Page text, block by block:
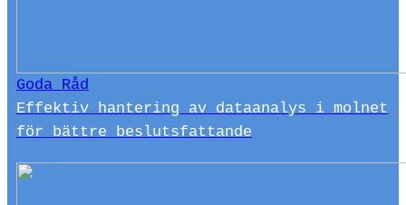
Goda Råd
Effektiv hantering av dataanalys i molnet
för bättre beslutsfattande